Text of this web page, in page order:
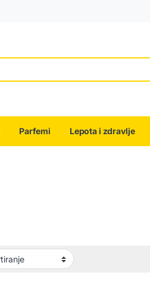
Parfemi Lepota i zdravlje